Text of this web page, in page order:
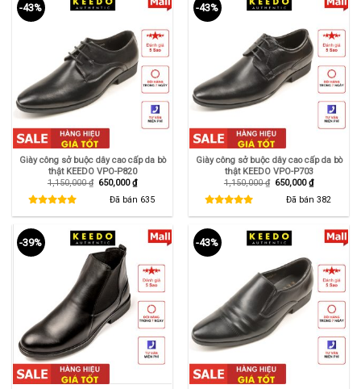
-43%
Giày công sở buộc dây cao cấp da bò
thật KEEDO VPO-P820
1,150,000₫ Giá
1,150,000 ₫.
650,000₫Giá
hiện
tại
là:
650,000 ₫.
Đã bán 635
-43%
Giày công sở buộc dây cao cấp da bò
thật KEEDO VPO-P703
1,150,000₫ Giá
1,150,000 ₫.
650,000₫Giá
hiện
tại
là:
650,000 ₫.
Đã bán 382
-39% -43%